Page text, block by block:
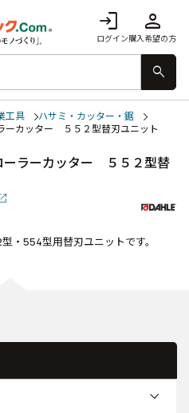
login
ログイン
person
購入希望の方
search
工具
ハサミ・カッター・鋸
カッター ５５２型替刃ユニット
ラーカッター ５５２型替
・554型用替刃ユニットです。